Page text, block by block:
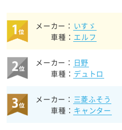
メーカー： いすゞ
車種： エルフ
メーカー： 日野
車種： デュトロ
メーカー： 三菱ふそう
車種： キャンター